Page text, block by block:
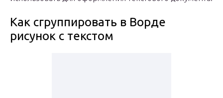
Как сгруппировать в Ворде
рисунок с текстом